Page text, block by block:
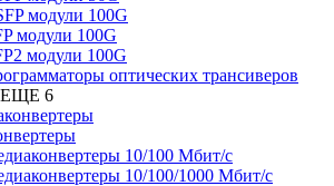
модули 100G
модули 100G
модули 100G
оптических трансиверов
6
10/100 Мбит/с
10/100/1000 Мбит/c